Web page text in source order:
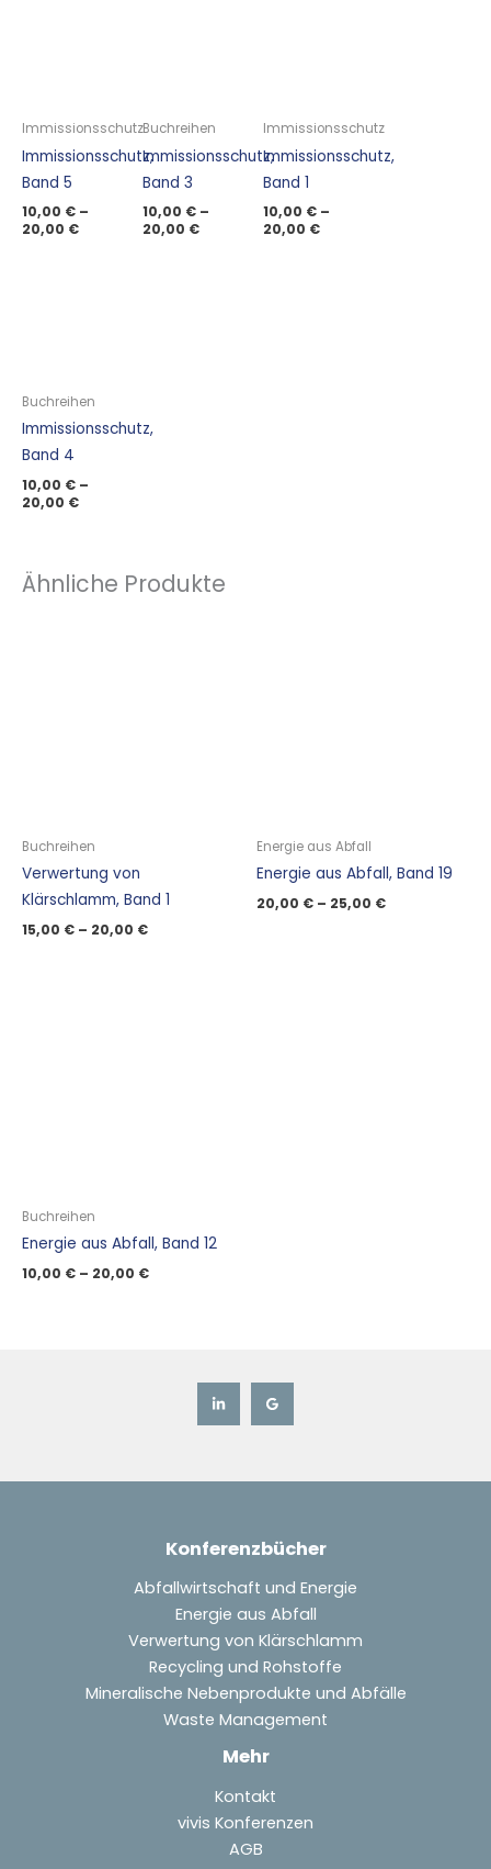
Immissionsschutz
Immissionsschutz,
Band 5
10,00 € –
20,00 €
Buchreihen
Immissionsschutz,
Band 3
10,00 €–
20,00 €
Immissionsschutz
Immissionsschutz,
Band 1
10,00 €–
20,00 €
Buchreihen
Immissionsschutz,
Band 4
10,00 € –
20,00 €
Ähnliche Produkte
Buchreihen
Verwertung von
Klärschlamm, Band 1
15,00 € – 20,00 €
Energie aus Abfall
Energie aus Abfall, Band 19
20,00 € – 25,00 €
Buchreihen
Energie aus Abfall, Band 12
10,00 € – 20,00 €
Konferenzbücher
Abfallwirtschaft und Energie
Energie aus Abfall
Verwertung von Klärschlamm
Recycling und Rohstoffe
Mineralische Nebenprodukte und Abfälle
Waste Management
Mehr
Kontakt
vivis Konferenzen
AGB